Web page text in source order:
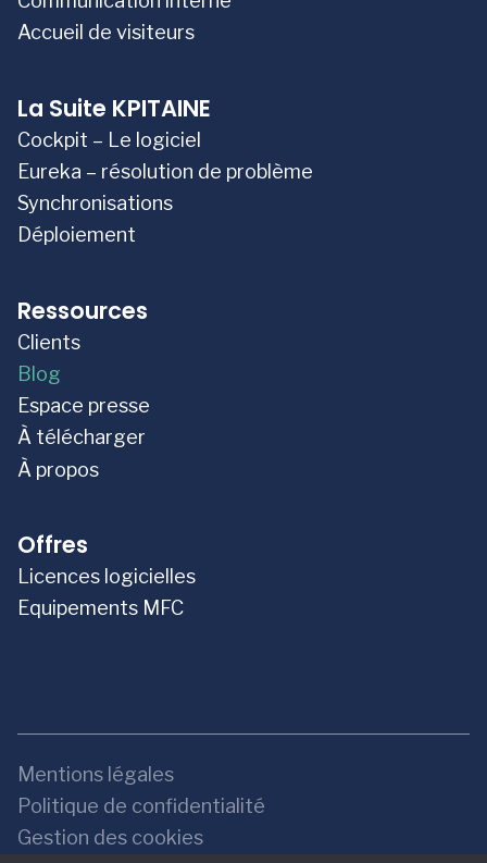
Accueil de visiteurs
La Suite KPITAINE
Cockpit – Le logiciel
Eureka – résolution de problème
Synchronisations
Déploiement
Ressources
Clients
Blog
Espace presse
À télécharger
À propos
Offres
Licences logicielles
Equipements MFC
Mentions légales
Politique de confidentialité
Gestion des cookies